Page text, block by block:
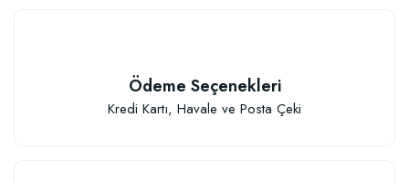
Ödeme Seçenekleri
Kredi Kartı, Havale ve Posta Çeki